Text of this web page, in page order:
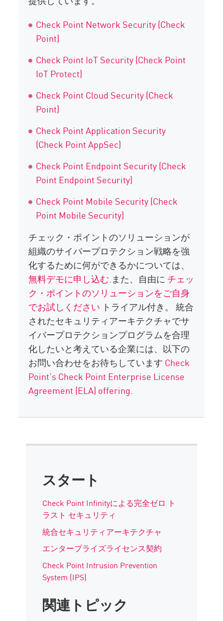
Check Point Network Security (Check
Point)
Check Point IoT Security (Check Point
IoT Protect)
Check Point Cloud Security (Check
Point)
Check Point Application Security
(Check Point AppSec)
Check Point Endpoint Security (Check
Point Endpoint Security)
Check Point Mobile Security (Check
Point Mobile Security)
チェック・ポイントのソリューションが
組織のサイバープロテクション戦略を強
化するために何ができるかについては、
無料デモに申し込む.また、自由に チェッ
ク・ポイントのソリューションをご自身
でお試しください トライアル付き。 統合
されたセキュリティアーキテクチャでサ
イバープロテクションプログラムを合理
化したいと考えている企業には、以下の
お問い合わせをお待ちしています Check
Point’s Check Point Enterprise License
Agreement (ELA) offering.
スタート
Check Point Infinityによる完全ゼロ ト
ラスト セキュリティ
統合セキュリティアーキテクチャ
エンタープライズライセンス契約
Check Point Intrusion Prevention
System (IPS)
関連トピック